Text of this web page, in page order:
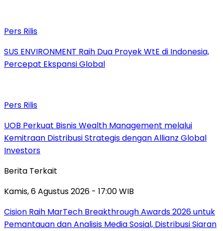
Pers Rilis
SUS ENVIRONMENT Raih Dua Proyek WtE di Indonesia,
Percepat Ekspansi Global
Pers Rilis
UOB Perkuat Bisnis Wealth Management melalui
Kemitraan Distribusi Strategis dengan Allianz Global
Investors
Berita Terkait
Kamis, 6 Agustus 2026 - 17:00 WIB
Cision Raih MarTech Breakthrough Awards 2026 untuk
Pemantauan dan Analisis Media Sosial, Distribusi Siaran